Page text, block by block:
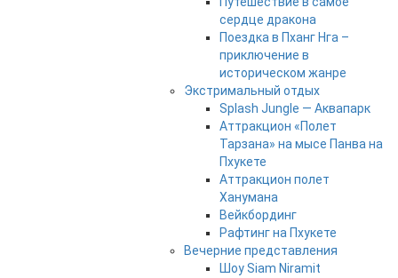
сердце дракона
Поездка в Пханг Нга –
приключение в
историческом жанре
Экстримальный отдых
Splash Jungle — Аквапарк
Аттракцион «Полет
Тарзана» на мысе Панва на
Пхукете
Аттракцион полет
Ханумана
Вейкбординг
Рафтинг на Пхукете
Вечерние представления
Шоу Siam Niramit